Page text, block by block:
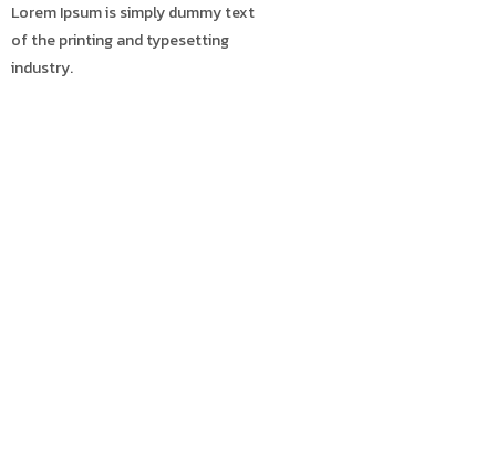
Lorem Ipsum is simply dummy text
of the printing and typesetting
industry.